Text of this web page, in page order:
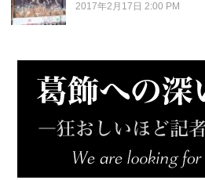
2017年2月17日 2:00 PM